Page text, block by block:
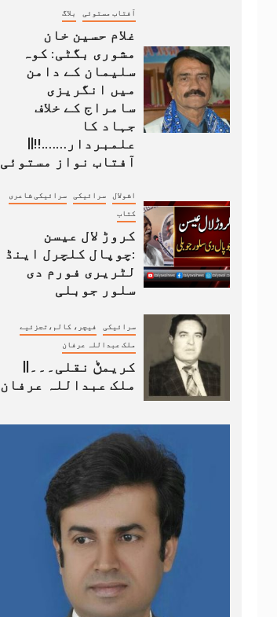
آفتاب مستوئی بلاگ
غلام حسین خان
مشوری بگٹی: کوہ
سلیمان کے دامن
میں انگریزی
سامراج کے خلاف
جہاد کا
علمبردار…….!!||
آفتاب نواز مستوئی
اشولال سرائیکی سرائیکی شاعری
کتاب
کروڑ لال عیسن
:چوپال کلچرل اینڈ
لٹریری فورم دی
سلور جوبلی
سرائیکی فیچر، کالم،تجزئیے
ملک عبداللہ عرفان
کریمݨ نقلی۔۔۔||
ملک عبداللہ عرفان